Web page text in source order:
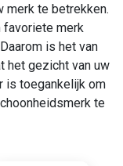
merk te betrekken.
favoriete merk
is het van
het gezicht van uw
is toegankelijk om
te